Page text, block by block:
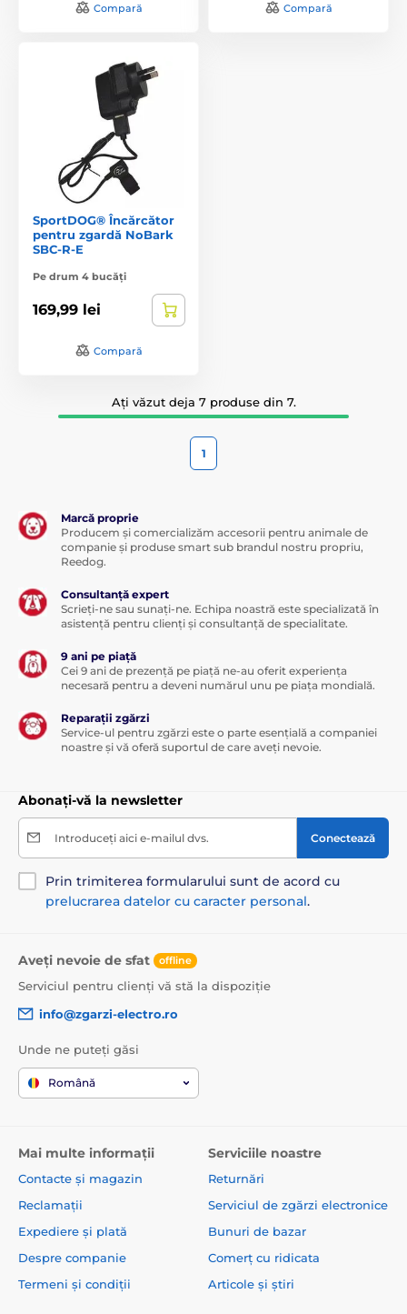
Compară Compară
SportDOG® Încărcător
pentru zgardă NoBark
SBC-R-E
Pe drum 4 bucăți
169,99 lei
Compară
Ați văzut deja 7 produse din 7.
1
Marcă proprie
Producem și comercializăm accesorii pentru animale de
companie și produse smart sub brandul nostru propriu,
Reedog.
Consultanță expert
Scrieți-ne sau sunați-ne. Echipa noastră este specializată în
asistență pentru clienți și consultanță de specialitate.
9 ani pe piață
Cei 9 ani de prezență pe piață ne-au oferit experiența
necesară pentru a deveni numărul unu pe piața mondială.
Reparații zgărzi
Service-ul pentru zgărzi este o parte esențială a companiei
noastre și vă oferă suportul de care aveți nevoie.
Abonați-vă la newsletter
Introduceți aici e-mailul dvs. Conectează
Prin trimiterea formularului sunt de acord cu
prelucrarea datelor cu caracter personal.
Aveți nevoie de sfat offline
Serviciul pentru clienți vă stă la dispoziție
info@zgarzi-electro.ro
Unde ne puteți găsi
Română
Mai multe informații
Contacte și magazin
Reclamații
Expediere și plată
Despre companie
Termeni și condiții
Serviciile noastre
Returnări
Serviciul de zgărzi electronice
Bunuri de bazar
Comerț cu ridicata
Articole și știri